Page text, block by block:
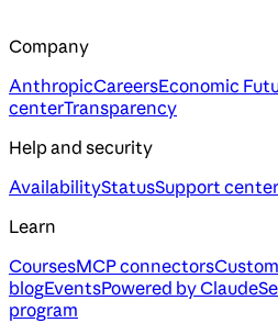
Company
AnthropicCareersEconomic
centerTransparency
Help and security
AvailabilityStatusSupport center
Learn
CoursesMCP connectors
blogEventsPowered by Claude
program